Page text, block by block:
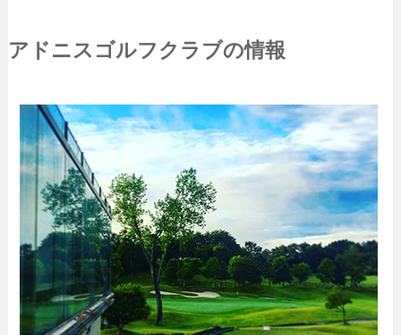
アドニスゴルフクラブの情報